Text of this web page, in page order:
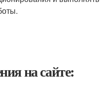
на сайте: